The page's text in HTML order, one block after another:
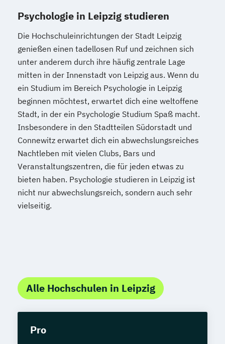
Psychologie in Leipzig studieren
Die Hochschuleinrichtungen der Stadt Leipzig
genießen einen tadellosen Ruf und zeichnen sich
unter anderem durch ihre häufig zentrale Lage
mitten in der Innenstadt von Leipzig aus. Wenn du
ein Studium im Bereich Psychologie in Leipzig
beginnen möchtest, erwartet dich eine weltoffene
Stadt, in der ein Psychologie Studium Spaß macht.
Insbesondere in den Stadtteilen Südorstadt und
Connewitz erwartet dich ein abwechslungsreiches
Nachtleben mit vielen Clubs, Bars und
Veranstaltungszentren, die für jeden etwas zu
bieten haben. Psychologie studieren in Leipzig ist
nicht nur abwechslungsreich, sondern auch sehr
vielseitig.
Alle Hochschulen in Leipzig
Pro